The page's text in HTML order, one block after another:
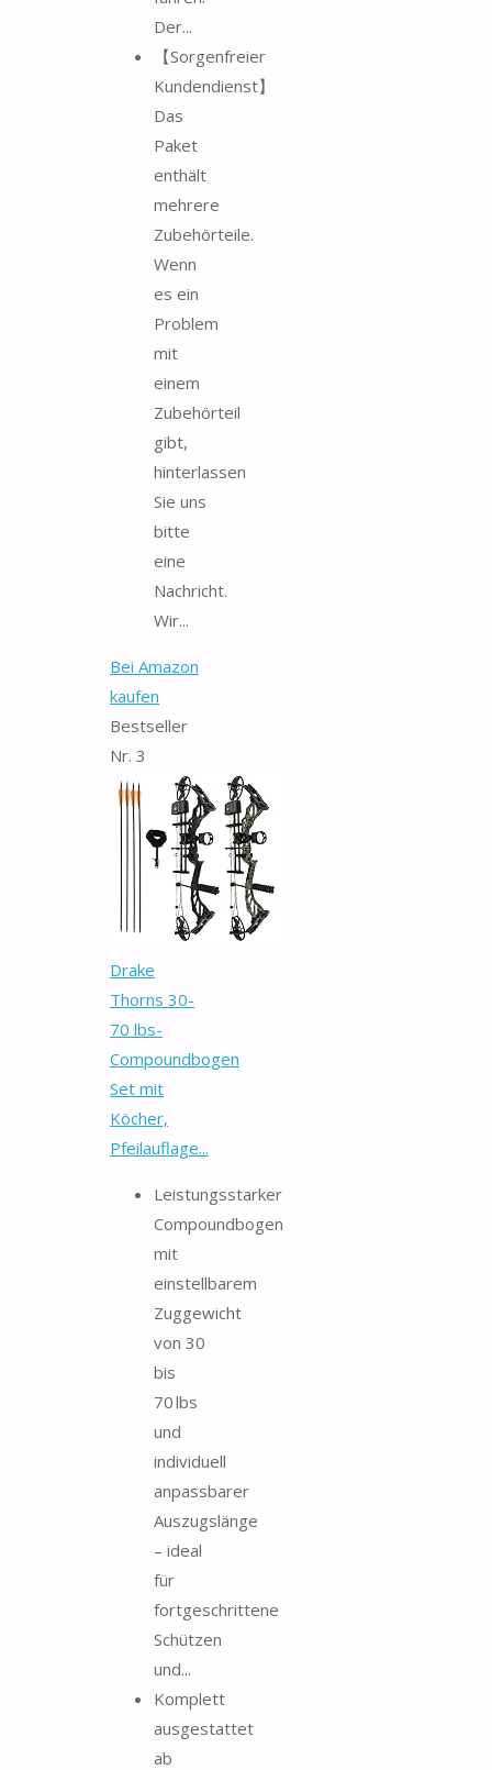
Der...
【Sorgenfreier
Kundendienst】
Das
Paket
enthält
mehrere
Zubehörteile.
Wenn
es ein
Problem
mit
einem
Zubehörteil
gibt,
hinterlassen
Sie uns
bitte
eine
Nachricht.
Wir...
Bei Amazon
kaufen
Bestseller
Nr. 3
Drake
Thorns 30-
70 lbs-
Compoundbogen
Set mit
Köcher,
Pfeilauflage...
Leistungsstarker
Compoundbogen
mit
einstellbarem
Zuggewicht
von 30
bis
70 lbs
und
individuell
anpassbarer
Auszugslänge
– ideal
für
fortgeschrittene
Schützen
und...
Komplett
ausgestattet
ab